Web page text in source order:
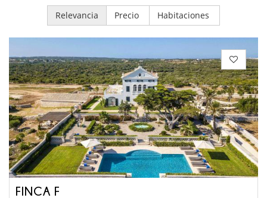
Relevancia Precio Habitaciones
FINCA F